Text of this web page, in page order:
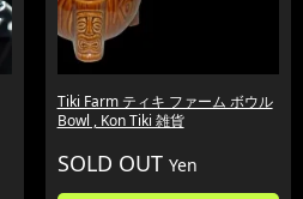
Tiki Farm ティキ ファーム ボウル
Bowl , Kon Tiki 雑貨
SOLD OUT Yen